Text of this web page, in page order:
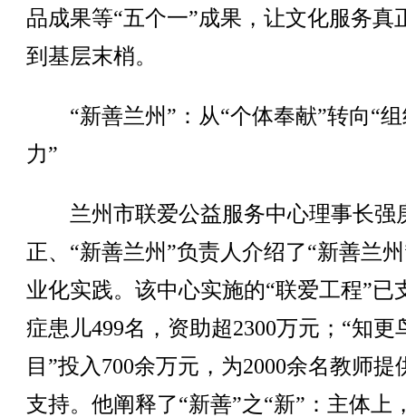
品成果等“五个一”成果，让文化服务真
到基层末梢。
“新善兰州”：从“个体奉献”转向“组
力”
兰州市联爱公益服务中心理事长强
正、“新善兰州”负责人介绍了“新善兰
业化实践。该中心实施的“联爱工程”已
症患儿499名，资助超2300万元；“知更
目”投入700余万元，为2000余名教师提
支持。他阐释了“新善”之“新”：主体上